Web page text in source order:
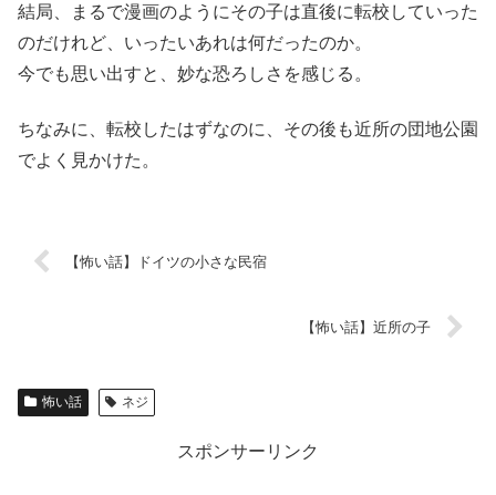
結局、まるで漫画のようにその子は直後に転校していった
のだけれど、いったいあれは何だったのか。
今でも思い出すと、妙な恐ろしさを感じる。
ちなみに、転校したはずなのに、その後も近所の団地公園
でよく見かけた。
【怖い話】ドイツの小さな民宿
【怖い話】近所の子
怖い話 ネジ
スポンサーリンク